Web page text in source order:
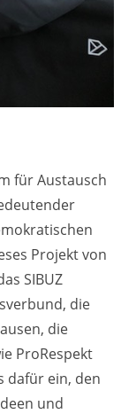
für Austausch
Projekt von
SIBUZ
die
die
ProRespekt
dafür ein, den
und